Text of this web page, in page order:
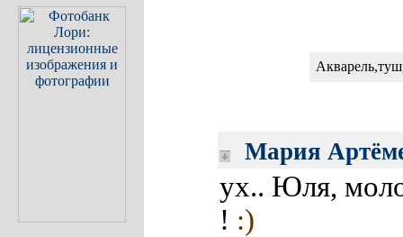
Мария
ух.. Юля,
! :)